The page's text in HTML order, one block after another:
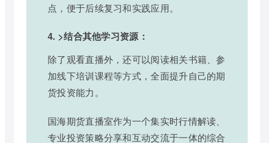
点，便于后续复习和实践应用。
4. >结合其他学习资源：
除了观看直播外，还可以阅读相关书籍、参
加线下培训课程等方式，全面提升自己的期
货投资能力。
国海期货直播室作为一个集实时行情解读、
专业投资策略分享和互动交流于一体的综合